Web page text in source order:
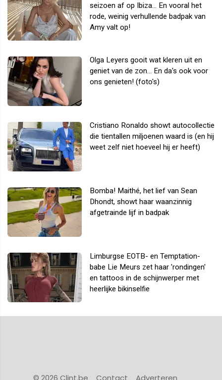
seizoen af op Ibiza... En vooral het
rode, weinig verhullende badpak van
Amy valt op!
Olga Leyers gooit wat kleren uit en
geniet van de zon... En da's ook voor
ons genieten! (foto's)
Cristiano Ronaldo showt autocollectie
die tientallen miljoenen waard is (en hij
weet zelf niet hoeveel hij er heeft)
Bomba! Maithé, het lief van Sean
Dhondt, showt haar waanzinnig
afgetrainde lijf in badpak
Limburgse EOTB- en Temptation-
babe Lie Meurs zet haar 'rondingen'
en tattoos in de schijnwerper met
heerlijke bikinselfie
© 2026 Clint.be Contact Adverteren